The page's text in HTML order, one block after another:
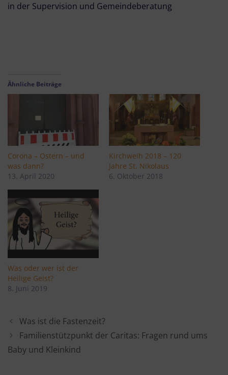
in der Supervision und Gemeindeberatung
Ähnliche Beiträge
Corona – Ostern – und
was dann?
13. April 2020
Kirchweih 2018 – 120
Jahre St. Nikolaus
6. Oktober 2018
Was oder wer ist der
Heilige Geist?
8. Juni 2019
Was ist die Fastenzeit?
Familienstützpunkt der Caritas: Fragen rund ums
Baby und Kleinkind